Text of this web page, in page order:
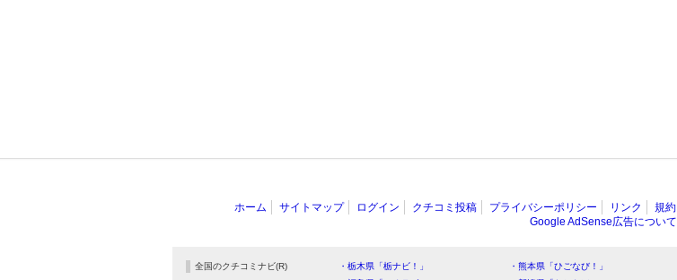
ホーム サイトマップ ログイン クチコミ投稿 プライバシーポリシー リンク 規約
Google AdSense広告について
全国のクチコミナビ(R) ・栃木県「栃ナビ！」 ・熊本県「ひごなび！」